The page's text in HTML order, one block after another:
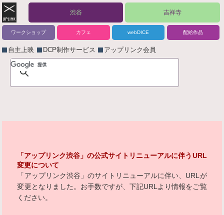
渋谷 吉祥寺
ワークショップ カフェ webDICE 配給作品
自主上映 DCP制作サービス アップリンク会員
「アップリンク渋谷」の公式サイトリニューアルに伴うURL
変更について
「アップリンク渋谷」のサイトリニューアルに伴い、URLが
変更となりました。お手数ですが、下記URLより情報をご覧
ください。